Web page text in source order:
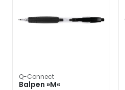
Q-Connect
Balpen »M«